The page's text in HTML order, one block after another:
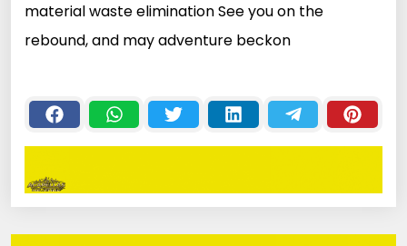
material waste elimination See you on the
rebound, and may adventure beckon